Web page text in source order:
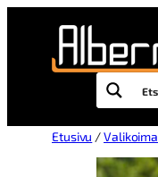
Etusivu /Valikoima